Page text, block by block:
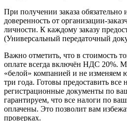
При получении заказа обязательно
доверенность от организации-
личности. К каждому заказу
(Универсальный передаточный
Важно отметить, что в стоимость
оплате всегда включён НДС 20%.
«белой» компанией и не изменяем
три года. Готовы предоставить все
регистрационные документы по
гарантируем, что все налоги по
оплачены. Это позволит вам
проверках.